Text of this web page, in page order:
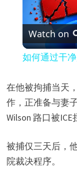
Watch on
如何通过干
在他被拘捕当天
作，正准备与妻
Wilson 路口被ICE
被捕仅三天后，
院裁决程序。